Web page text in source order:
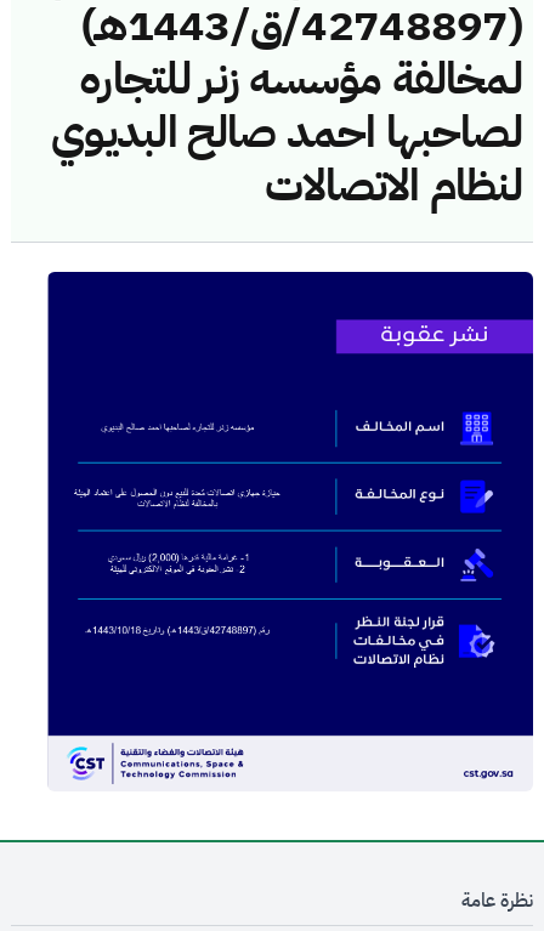
(42748897/ق/1443هـ)
لمخالفة مؤسسه زنر للتجاره
لصاحبها احمد صالح البديوي
لنظام الاتصالات
نظرة عامة